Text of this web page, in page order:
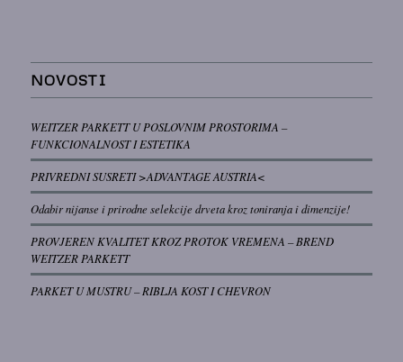
NOVOSTI
WEITZER PARKETT U POSLOVNIM PROSTORIMA –
FUNKCIONALNOST I ESTETIKA
PRIVREDNI SUSRETI >ADVANTAGE AUSTRIA<
Odabir nijanse i prirodne selekcije drveta kroz toniranja i dimenzije!
PROVJEREN KVALITET KROZ PROTOK VREMENA – BREND
WEITZER PARKETT
PARKET U MUSTRU – RIBLJA KOST I CHEVRON